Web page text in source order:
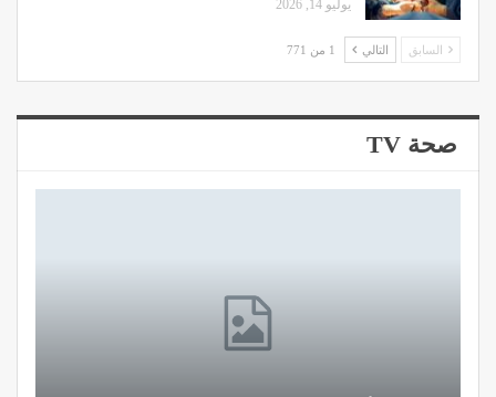
يوليو 14, 2026
السابق التالي 1 من 771
صحة TV